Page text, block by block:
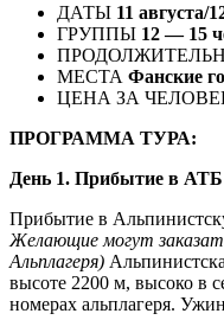
ДАТЫ 11 августа/
ГРУППЫ 12 — 15
МЕСТА Фанские
ЦЕНА ЗА
ПРОГРАММА ТУРА:
День 1. Прибытие в
Прибытие в
Желающие могут
Альплагеря)
высоте 2200 м, высоко в
номерах альплагеря.